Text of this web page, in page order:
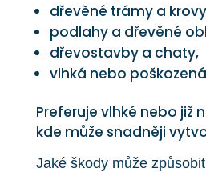
dřevěné trámy a
podlahy a dřevěné
dřevostavby a chaty,
vlhká nebo
Preferuje vlhké nebo již
kde může snadněji
Jaké škody může způsobit